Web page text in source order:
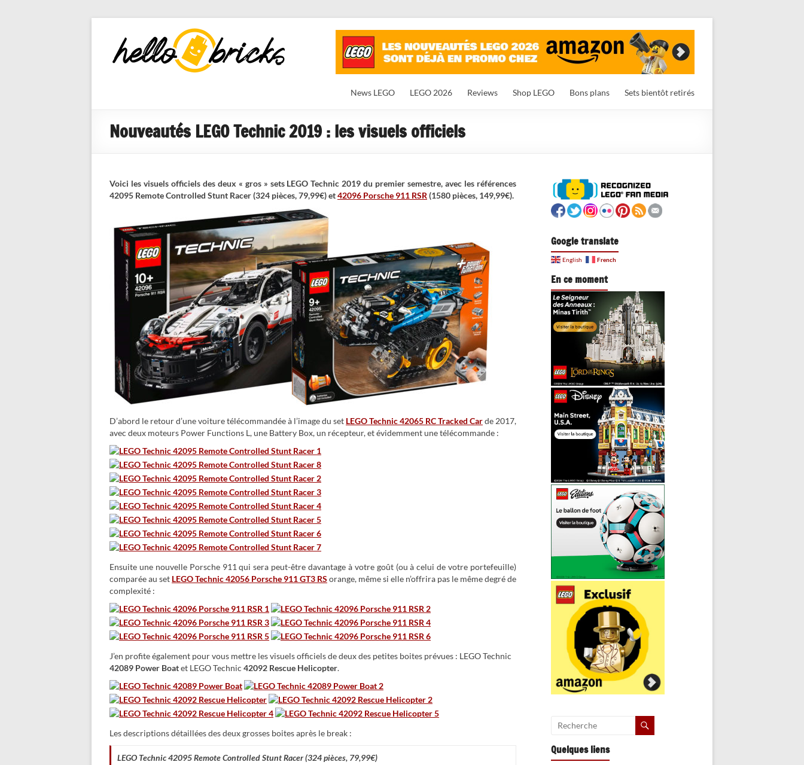
HelloBricks
Blog LEGO,
nouveaut�s
News LEGO LEGO 2026 Reviews Shop LEGO Bons plans Sets bientôt retirés
Nouveautés LEGO Technic 2019 : les visuels officiels
Voici les visuels officiels des deux « gros » sets LEGO Technic 2019 du premier semestre, avec les références
42095 Remote Controlled Stunt Racer (324 pièces, 79,99€) et42096 Porsche 911 RSR (1580 pièces, 149,99€).
D’abord le retour d’une voiture télécommandée à l’image du set LEGO Technic 42065 RC Tracked Carde 2017,
avec deux moteurs Power Functions L, une Battery Box, un récepteur, et évidemment une télécommande :
Ensuite une nouvelle Porsche 911 qui sera peut-être davantage à votre goût (ou à celui de votre portefeuille)
comparée au set LEGO Technic 42056 Porsche 911 GT3 RS orange, même si elle n’offrira pas le même degré de
complexité :
J’en profite également pour vous mettre les visuels officiels de deux des petites boites prévues : LEGO Technic
42089 Power Boatet LEGO Technic 42092 Rescue Helicopter.
Les descriptions détaillées des deux grosses boites après le break :
LEGO Technic 42095 Remote Controlled Stunt Racer (324 pièces, 79,99€)
Google translate
English French
En ce moment
Quelques liens